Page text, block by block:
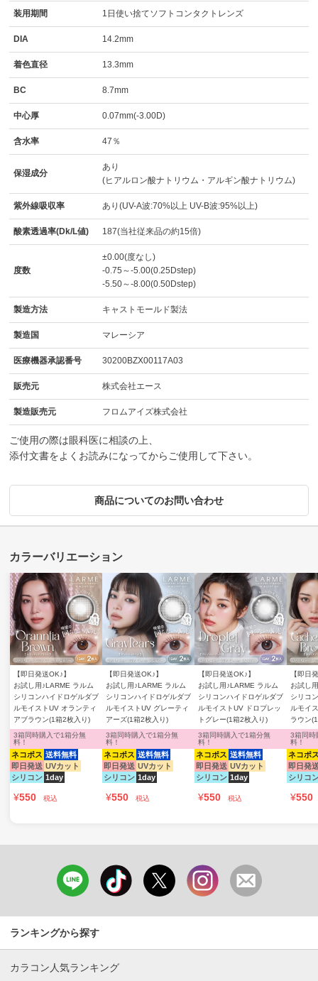
装用期間 1日使い捨てソフトコンタクトレンズ
DIA 14.2mm
着色直径 13.3mm
BC 8.7mm
中心厚 0.07mm(-3.00D)
含水率 47％
保湿成分
あり
(ヒアルロン酸ナトリウム・アルギン酸ナトリウム)
紫外線吸収率 あり(UV-A波:70%以上 UV-B波:95%以上)
酸素透過率(Dk/L値) 187(当社従来品の約15倍)
度数
±0.00(度なし)
-0.75～-5.00(0.25Dstep)
-5.50～-8.00(0.50Dstep)
製造方法 キャストモールド製法
製造国 マレーシア
医療機器承認番号 30200BZX00117A03
販売元 株式会社エース
製造販売元 フロムアイズ株式会社
ご使用の際は眼科医に相談の上、
添付文書をよくお読みになってからご使用して下さい。
商品についてのお問い合わせ
【即日発送OK♪】
お試し用♪LARME ラルム
シリコンハイドロゲルダブ
ルモイストUV オランティ
アブラウン(1箱2枚入り)
ネコポス 送料無料
即日発送 UVカット
シリコン 1day
3箱同時購入で1箱分無
料！
¥550 税込
【即日発送OK♪】
お試し用♪LARME ラルム
シリコンハイドロゲルダブ
ルモイストUV グレーティ
アーズ(1箱2枚入り)
ネコポス 送料無料
即日発送 UVカット
シリコン 1day
3箱同時購入で1箱分無
料！
¥550 税込
【即日発送OK♪】
お試し用♪LARME ラルム
シリコンハイドロゲルダブ
ルモイストUV ドロプレッ
トグレー(1箱2枚入り)
ネコポス 送料無料
即日発送 UVカット
シリコン 1day
3箱同時購入で1箱分無
料！
¥550 税込
【即日
お試し
シリコ
ルモイ
ラウン
ネコポ
即日発
シリコ
3箱同時
料！
¥550
ランキングから探す
カラコン人気ランキング